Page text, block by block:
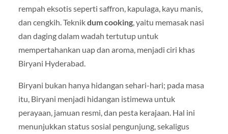
rempah eksotis seperti saffron, kapulaga, kayu manis,
dan cengkih. Teknikdum cooking, yaitu memasak nasi
dan daging dalam wadah tertutup untuk
mempertahankan uap dan aroma, menjadi ciri khas
Biryani Hyderabad.
Biryani bukan hanya hidangan sehari-hari; pada masa
itu, Biryani menjadi hidangan istimewa untuk
perayaan, jamuan resmi, dan pesta kerajaan. Hal ini
menunjukkan status sosial pengunjung, sekaligus